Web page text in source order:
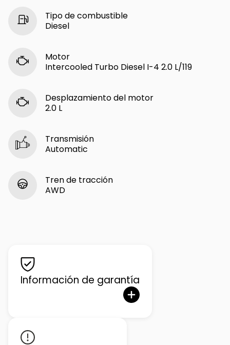
Tipo de combustible
Diesel
Motor
Intercooled Turbo Diesel I-4 2.0 L/119
Desplazamiento del motor
2.0 L
Transmisión
Automatic
Tren de tracción
AWD
Información de garantía